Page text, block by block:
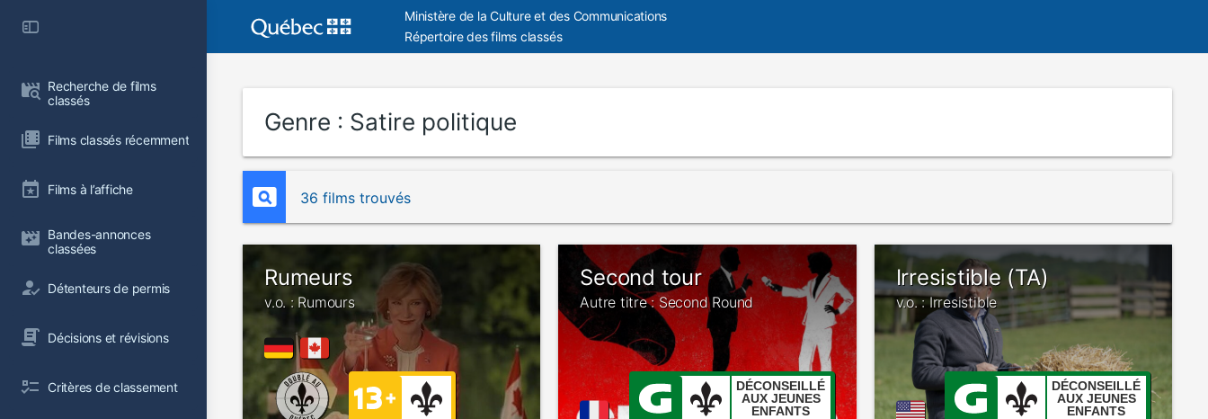
Recherche de films
classés
Films classés récemment
Films à l’affiche
Bandes-annonces
classées
Détenteurs de permis
Décisions et révisions
Critères de classement
Ministère de la Culture et des Communications
Répertoire des films classés
Genre : Satire politique
36 films trouvés
Rumeurs
v.o. : Rumours
Second tour
Autre titre : Second Round
DÉCONSEILLÉ
AUX JEUNES
ENFANTS
Irresistible (TA)
v.o. : Irresistible
DÉCONSEILLÉ
AUX JEUNES
ENFANTS